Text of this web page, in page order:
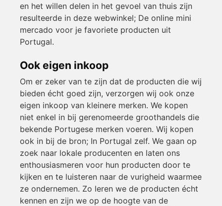
en het willen delen in het gevoel van thuis zijn
resulteerde in deze webwinkel; De online mini
mercado voor je favoriete producten uit
Portugal.
Ook eigen inkoop
Om er zeker van te zijn dat de producten die wij
bieden écht goed zijn, verzorgen wij ook onze
eigen inkoop van kleinere merken. We kopen
niet enkel in bij gerenomeerde groothandels die
bekende Portugese merken voeren. Wij kopen
ook in bij de bron; In Portugal zelf. We gaan op
zoek naar lokale producenten en laten ons
enthousiasmeren voor hun producten door te
kijken en te luisteren naar de vurigheid waarmee
ze ondernemen. Zo leren we de producten écht
kennen en zijn we op de hoogte van de